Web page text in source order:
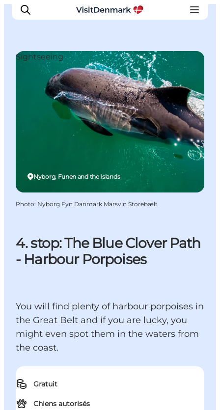
Inspirations
Destinations
Quoi faire
Hébergements
Planifiez votre voyage
4. stop: The Blue Clover Path
- Harbour Porpoises
You will find plenty of harbour porpoises in
the Great Belt and if you are lucky, you
might even spot them in the waters from
the coast.
Gratuit
Chiens autorisés
Nyborg, Funen and the Islands
Sightseeing
Photo: Nyborg Fyn Danmark Marsvin Storebælt